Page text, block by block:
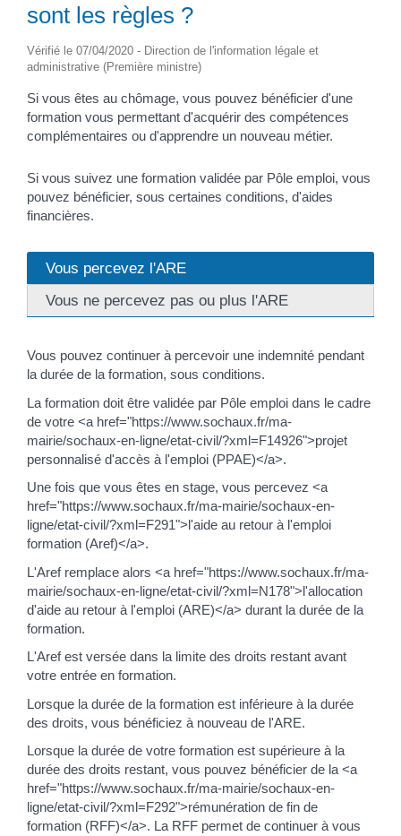
sont les règles ?
Vérifié le 07/04/2020 - Direction de l'information légale et
administrative (Première ministre)
Si vous êtes au chômage, vous pouvez bénéficier d'une
formation vous permettant d'acquérir des compétences
complémentaires ou d'apprendre un nouveau métier.
Si vous suivez une formation validée par Pôle emploi, vous
pouvez bénéficier, sous certaines conditions, d'aides
financières.
Vous percevez l'ARE
Vous ne percevez pas ou plus l'ARE
Vous pouvez continuer à percevoir une indemnité pendant
la durée de la formation, sous conditions.
La formation doit être validée par Pôle emploi dans le cadre
de votre <a href="https://www.sochaux.fr/ma-
mairie/sochaux-en-ligne/etat-civil/?xml=F14926">projet
personnalisé d'accès à l'emploi (PPAE)</a>.
Une fois que vous êtes en stage, vous percevez <a
href="https://www.sochaux.fr/ma-mairie/sochaux-en-
ligne/etat-civil/?xml=F291">l'aide au retour à l'emploi
formation (Aref)</a>.
L'Aref remplace alors <a href="https://www.sochaux.fr/ma-
mairie/sochaux-en-ligne/etat-civil/?xml=N178">l'allocation
d'aide au retour à l'emploi (ARE)</a> durant la durée de la
formation.
L'Aref est versée dans la limite des droits restant avant
votre entrée en formation.
Lorsque la durée de la formation est inférieure à la durée
des droits, vous bénéficiez à nouveau de l'ARE.
Lorsque la durée de votre formation est supérieure à la
durée des droits restant, vous pouvez bénéficier de la <a
href="https://www.sochaux.fr/ma-mairie/sochaux-en-
ligne/etat-civil/?xml=F292">rémunération de fin de
formation (RFF)</a>. La RFF permet de continuer à vous